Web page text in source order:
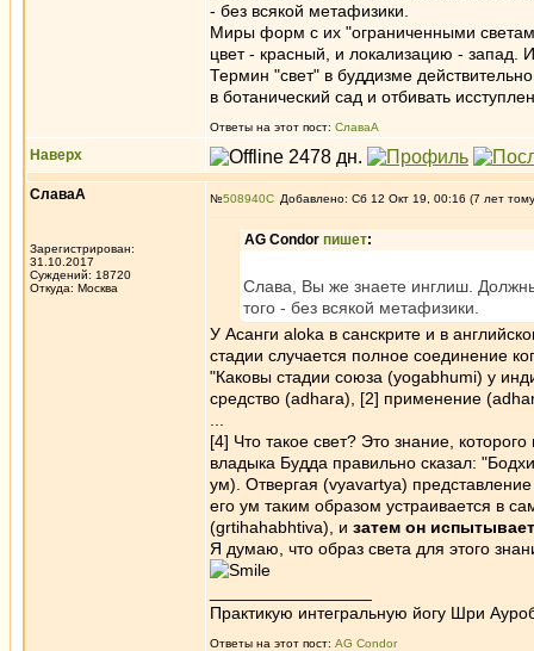
- без всякой метафизики.
Миры форм с их "ограниченными
цвет - красный, и локализацию - запад.
Термин "свет" в буддизме
в ботанический сад и отбивать
Ответы на этот пост: СлаваА
Наверх
СлаваА
Зарегистрирован:
31.10.2017
Суждений: 18720
Откуда: Москва
№508940 Добавлено: Сб 12 Окт 19, 00:16 (7 лет
AG Condor пишет:
Слава, Вы же знаете инглиш.
того - без всякой метафизики.
У Асанги aloka в санскрите и в
стадии случается полное соединение
"Каковы стадии союза (yogabhumi) у
средство (adhara), [2] применение
[4] Что такое свет? Это знание,
владыка Будда правильно сказал:
ум). Отвергая (vyavartya)
его ум таким образом устраивается в
(grtihahabhtiva), и затем он
Я думаю, что образ света для этого
Практикую интегральную йогу Шри
Ответы на этот пост: AG Condor